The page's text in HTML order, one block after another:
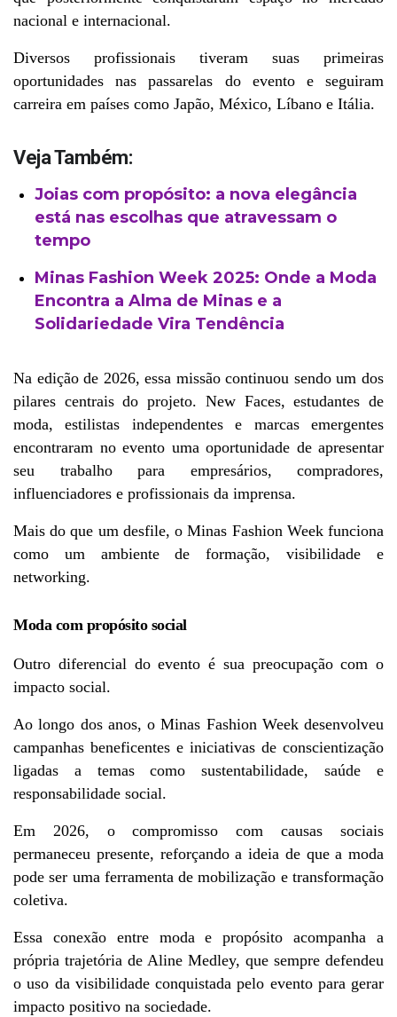
nacional e internacional.
Diversos profissionais tiveram suas primeiras
oportunidades nas passarelas do evento e seguiram
carreira em países como Japão, México, Líbano e Itália.
Veja Também:
Joias com propósito: a nova elegância
está nas escolhas que atravessam o
tempo
Minas Fashion Week 2025: Onde a Moda
Encontra a Alma de Minas e a
Solidariedade Vira Tendência
Na edição de 2026, essa missão continuou sendo um dos
pilares centrais do projeto. New Faces, estudantes de
moda, estilistas independentes e marcas emergentes
encontraram no evento uma oportunidade de apresentar
seu trabalho para empresários, compradores,
influenciadores e profissionais da imprensa.
Mais do que um desfile, o Minas Fashion Week funciona
como um ambiente de formação, visibilidade e
networking.
Moda com propósito social
Outro diferencial do evento é sua preocupação com o
impacto social.
Ao longo dos anos, o Minas Fashion Week desenvolveu
campanhas beneficentes e iniciativas de conscientização
ligadas a temas como sustentabilidade, saúde e
responsabilidade social.
Em 2026, o compromisso com causas sociais
permaneceu presente, reforçando a ideia de que a moda
pode ser uma ferramenta de mobilização e transformação
coletiva.
Essa conexão entre moda e propósito acompanha a
própria trajetória de Aline Medley, que sempre defendeu
o uso da visibilidade conquistada pelo evento para gerar
impacto positivo na sociedade.